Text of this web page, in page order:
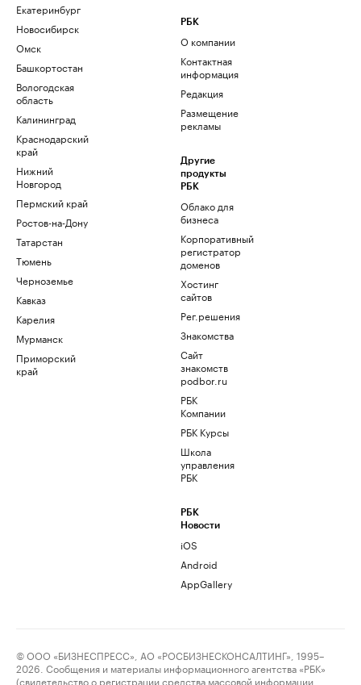
Екатеринбург
Новосибирск
Омск
Башкортостан
Вологодская
область
Калининград
Краснодарский
край
Нижний
Новгород
Пермский край
Ростов-на-Дону
Татарстан
Тюмень
Черноземье
Кавказ
Карелия
Мурманск
Приморский
край
РБК
О компании
Контактная
информация
Редакция
Размещение
рекламы
Другие
продукты
РБК
Облако для
бизнеса
Корпоративный
регистратор
доменов
Хостинг
сайтов
Рег.решения
Знакомства
Сайт
знакомств
podbor.ru
РБК
Компании
РБК Курсы
Школа
управления
РБК
РБК
Новости
iOS
Android
AppGallery
© ООО «БИЗНЕСПРЕСС», АО «РОСБИЗНЕСКОНСАЛТИНГ», 1995–
2026. Сообщения и материалы информационного агентства «РБК»
(свидетельство о регистрации средства массовой информации